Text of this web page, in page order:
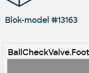
Blok-model #13163